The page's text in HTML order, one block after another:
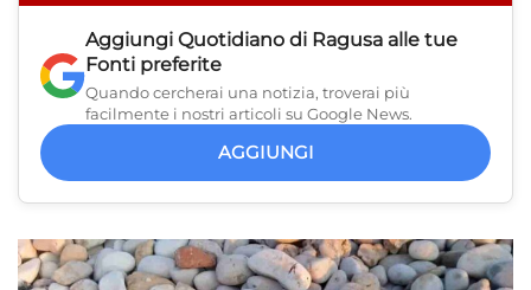
Aggiungi Quotidiano di Ragusa alle tue
Fonti preferite
Quando cercherai una notizia, troverai più
facilmente i nostri articoli su Google News.
AGGIUNGI